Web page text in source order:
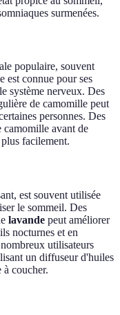
surmenées.
populaire, souvent
est connue pour ses
système nerveux. Des
de camomille peut
personnes. Des
camomille avant de
facilement.
est souvent utilisée
le sommeil. Des
lavande peut améliorer
nocturnes et en
utilisateurs
un diffuseur d'huiles
à coucher.